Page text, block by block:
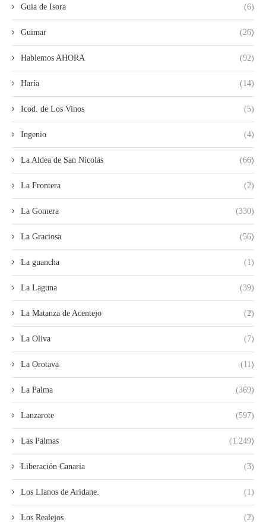
Guia de Isora (6)
Guimar (26)
Hablemos AHORA (92)
Haría (14)
Icod. de Los Vinos (5)
Ingenio (4)
La Aldea de San Nicolás (66)
La Frontera (2)
La Gomera (330)
La Graciosa (56)
La guancha (1)
La Laguna (39)
La Matanza de Acentejo (2)
La Oliva (7)
La Orotava (11)
La Palma (369)
Lanzarote (597)
Las Palmas (1.249)
Liberación Canaria (3)
Los Llanos de Aridane. (1)
Los Realejos (2)